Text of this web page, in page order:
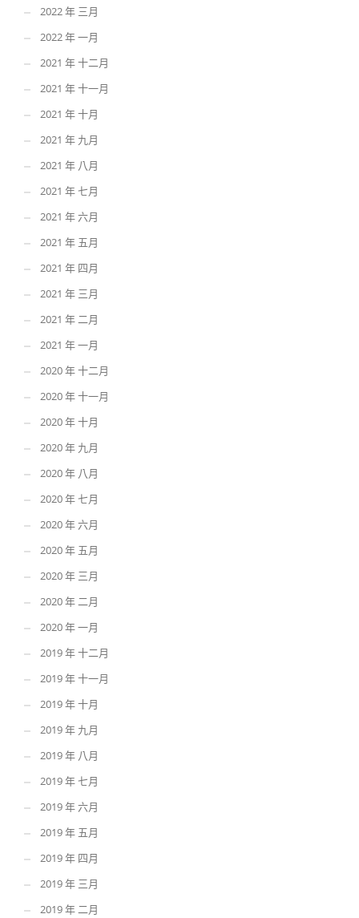
2022 年 三月
2022 年 一月
2021 年 十二月
2021 年 十一月
2021 年 十月
2021 年 九月
2021 年 八月
2021 年 七月
2021 年 六月
2021 年 五月
2021 年 四月
2021 年 三月
2021 年 二月
2021 年 一月
2020 年 十二月
2020 年 十一月
2020 年 十月
2020 年 九月
2020 年 八月
2020 年 七月
2020 年 六月
2020 年 五月
2020 年 三月
2020 年 二月
2020 年 一月
2019 年 十二月
2019 年 十一月
2019 年 十月
2019 年 九月
2019 年 八月
2019 年 七月
2019 年 六月
2019 年 五月
2019 年 四月
2019 年 三月
2019 年 二月